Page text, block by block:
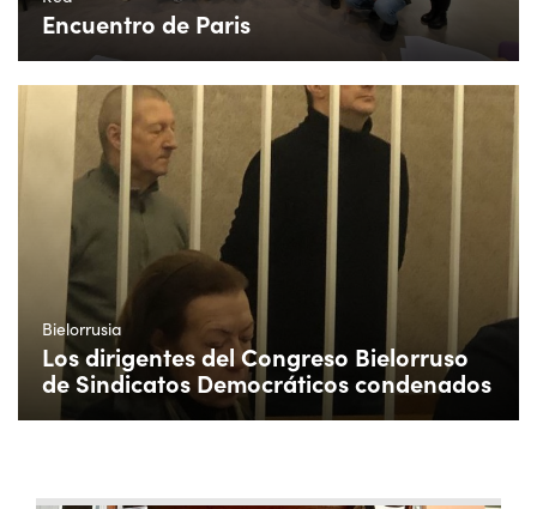
Encuentro de Paris
Bielorrusia
Los dirigentes del Congreso Bielorruso
de Sindicatos Democráticos condenados